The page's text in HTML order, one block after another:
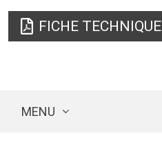
FICHE TECHNIQUE
MENU